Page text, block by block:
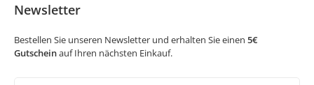
Newsletter
Bestellen Sie unseren Newsletter und erhalten Sie einen 5€
Gutscheinauf Ihren nächsten Einkauf.